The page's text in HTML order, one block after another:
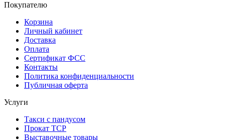
Покупателю
Корзина
Личный кабинет
Доставка
Оплата
Сертификат ФСС
Контакты
Политика конфиденциальности
Публичная оферта
Услуги
Такси с пандусом
Прокат ТСР
Выставочные товары